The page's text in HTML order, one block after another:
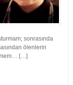
sonrasında
ölenlerin
[…]